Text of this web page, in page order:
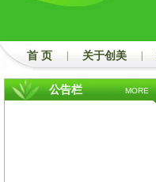
首 页 关于创美
公告栏 MORE